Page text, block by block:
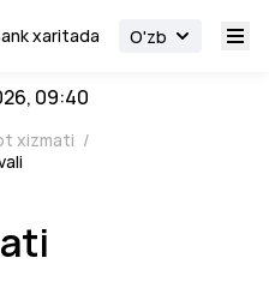
xaritada O'zb
09:40
xizmati /